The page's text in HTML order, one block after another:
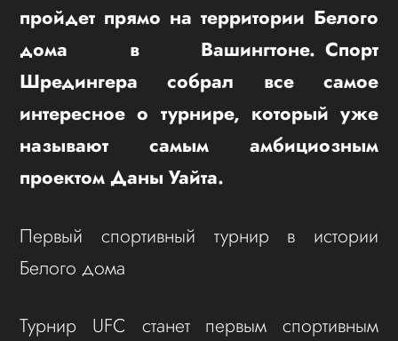
пройдет прямо на территории Белого
дома в Вашингтоне. Спорт
Шредингера собрал все самое
интересное о турнире, который уже
называют самым амбициозным
проектом Даны Уайта.
Первый спортивный турнир в истории
Белого дома
Турнир UFC станет первым спортивным